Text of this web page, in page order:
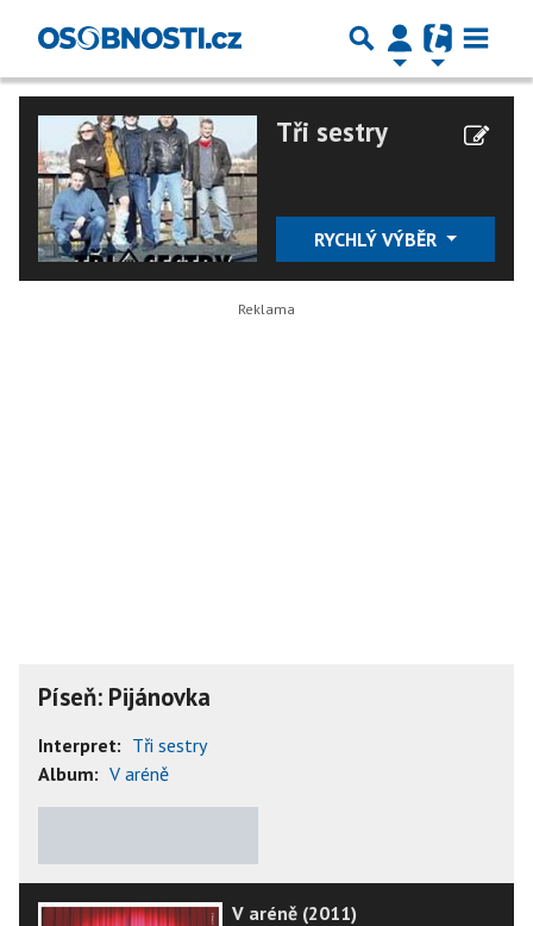
Tři sestry
RYCHLÝ VÝBĚR
Píseň: Pijánovka
Interpret: Tři sestry
Album: V aréně
V aréně (2011)